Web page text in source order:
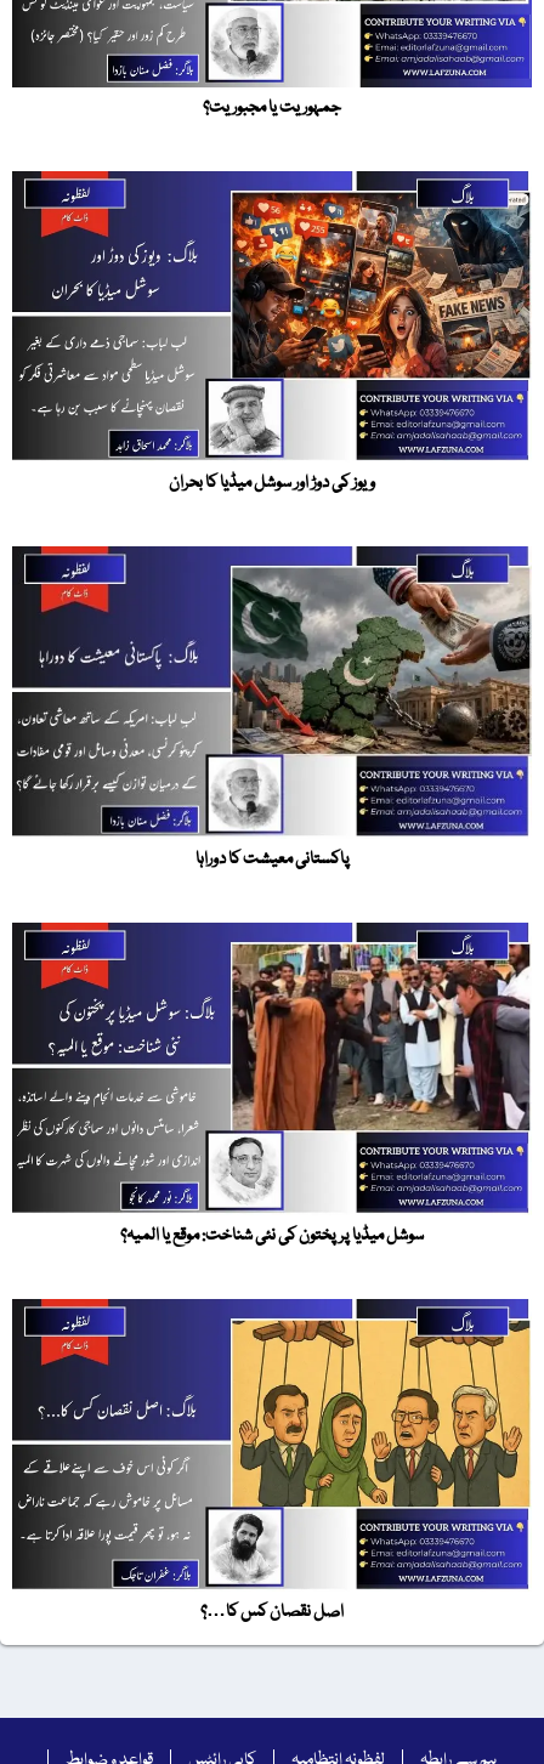
جمہوریت یا مجبوریت؟
ویوز کی دوڑ اور سوشل میڈیا کا بحران
پاکستانی معیشت کا دوراہا
سوشل میڈیا پر پختون کی نئی شناخت: موقع یا المیہ؟
اصل نقصان کس کا…؟